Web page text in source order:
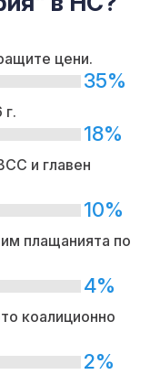
цени.
35%
18%
и главен
10%
плащанията по
4%
коалиционно
2%